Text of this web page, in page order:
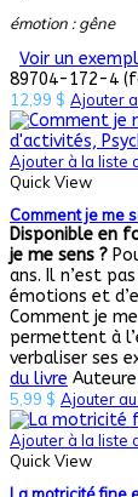
émotion : gêne
Voir un
89704-172-4
12,99 $ Ajouter
Ajouter à la liste
Quick View
Comment je me
Disponible en
je me sens ?
ans. Il n’est
émotions et
Comment je
permettent à
verbaliser ses
du livre
5,99 $ Ajouter
Ajouter à la liste
Quick View